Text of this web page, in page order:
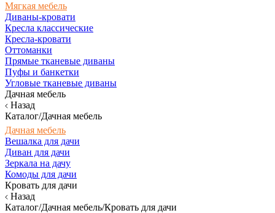
Мягкая мебель
Диваны-кровати
Кресла классические
Кресла-кровати
Оттоманки
Прямые тканевые диваны
Пуфы и банкетки
Угловые тканевые диваны
Дачная мебель
Назад
Каталог/Дачная мебель
Дачная мебель
Вешалка для дачи
Диван для дачи
Зеркала на дачу
Комоды для дачи
Кровать для дачи
Назад
Каталог/Дачная мебель/Кровать для дачи